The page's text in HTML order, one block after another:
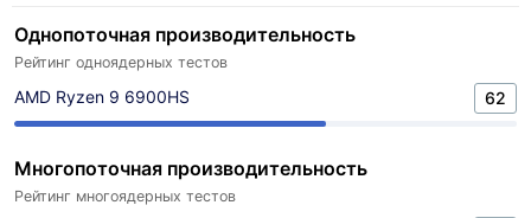
Однопоточная производительность
Рейтинг одноядерных тестов
AMD Ryzen 9 6900HS 62
Многопоточная производительность
Рейтинг многоядерных тестов